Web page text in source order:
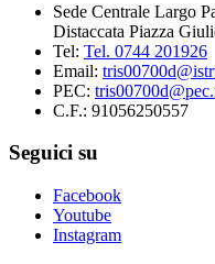
Sede Centrale Largo
Distaccata Piazza
Tel: Tel. 0744 201926
Email:
PEC:
C.F.: 91056250557
Seguici su
Facebook
Youtube
Instagram